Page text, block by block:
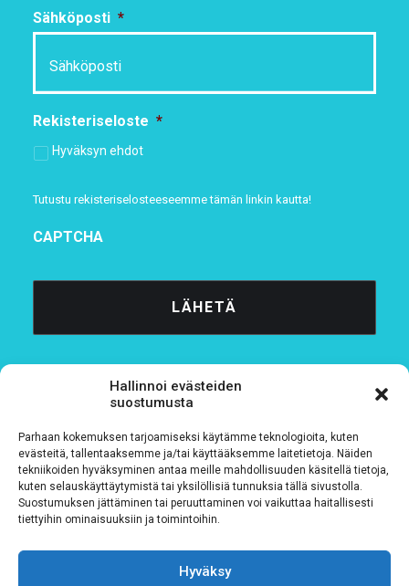
Hallinnoi evästeiden
suostumusta
Parhaan kokemuksen tarjoamiseksi käytämme teknologioita, kuten
evästeitä, tallentaaksemme ja/tai käyttääksemme laitetietoja. Näiden
tekniikoiden hyväksyminen antaa meille mahdollisuuden käsitellä tietoja,
kuten selauskäyttäytymistä tai yksilöllisiä tunnuksia tällä sivustolla.
Suostumuksen jättäminen tai peruuttaminen voi vaikuttaa haitallisesti
tiettyihin ominaisuuksiin ja toimintoihin.
Hyväksy
Sähköposti *
Rekisteriseloste *
Hyväksyn ehdot
Tutustu rekisteriselosteeseemmetämän linkin kautta!
CAPTCHA
Tietosuojaseloste
Verkkolaskutustiedot